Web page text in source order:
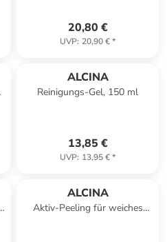
20,80 €
UVP: 20,90 €*
ALCINA
Reinigungs-Gel, 150 ml
13,85 €
UVP: 13,95 €*
ALCINA
Aktiv-Peeling für weiches